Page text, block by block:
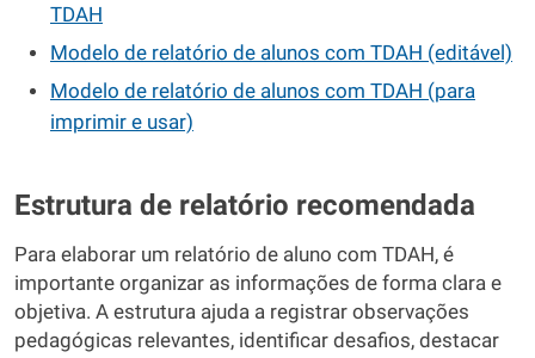
TDAH
Modelo de relatório de alunos com TDAH (editável)
Modelo de relatório de alunos com TDAH (para
imprimir e usar)
Estrutura de relatório recomendada
Para elaborar um relatório de aluno com TDAH, é
importante organizar as informações de forma clara e
objetiva. A estrutura ajuda a registrar observações
pedagógicas relevantes, identificar desafios, destacar